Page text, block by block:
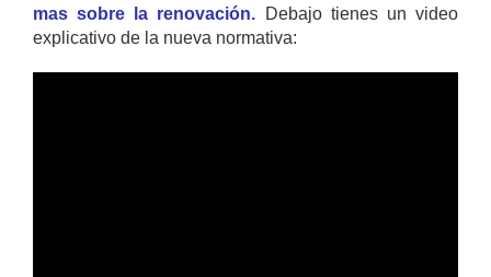
mas sobre la renovación. Debajo tienes un video
explicativo de la nueva normativa: